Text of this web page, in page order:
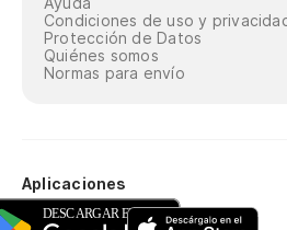
Condiciones de uso y
Protección de Datos
Quiénes somos
Normas para envío
Aplicaciones